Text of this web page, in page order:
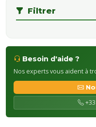
Filtrer
Besoin d'aide ?
Nos experts vous aident à